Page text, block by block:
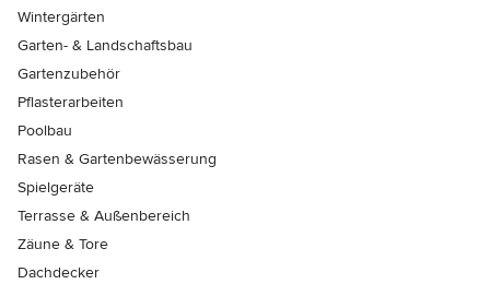
Wintergärten
Garten- & Landschaftsbau
Gartenzubehör
Pflasterarbeiten
Poolbau
Rasen & Gartenbewässerung
Spielgeräte
Terrasse & Außenbereich
Zäune & Tore
Dachdecker